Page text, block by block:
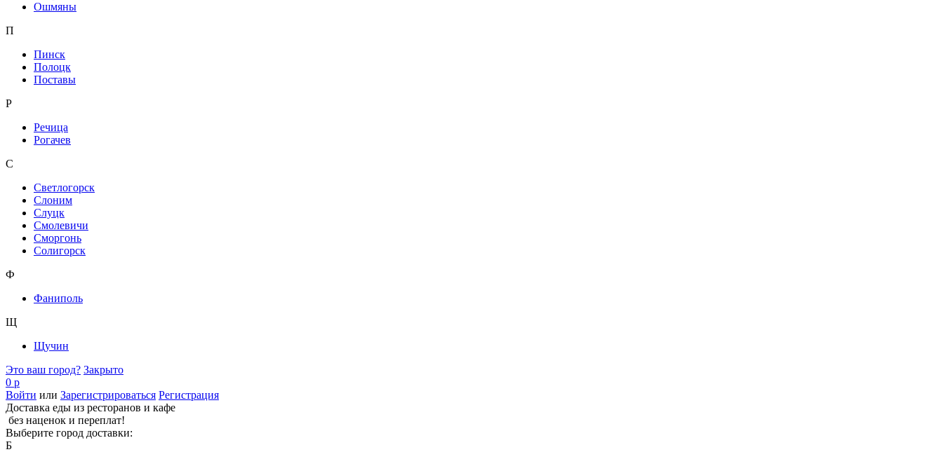
Ошмяны
П
Пинск
Полоцк
Поставы
Р
Речица
Рогачев
С
Светлогорск
Слоним
Слуцк
Смолевичи
Сморгонь
Солигорск
Ф
Фаниполь
Щ
Щучин
Это ваш город? Закрыто
0 р
Войти или Зарегистрироваться Регистрация
Доставка еды из ресторанов и кафе
без наценок и переплат!
Выберите город доставки:
Б